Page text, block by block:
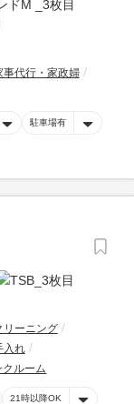
事代行・家政婦
駐車場有
リーニング
入れ
ルーム
21時以降OK